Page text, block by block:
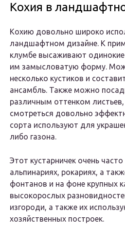
Кохия в
Кохию довольно широко
ландшафтном дизайне. К
клумбе высаживают
им замысловатую форму.
несколько кустиков и
ансамбль. Также можно
различным оттенком
смотреться довольно
сорта используют для
либо газона.
Этот кустарничек очень
альпинариях, рокариях, а
фонтанов и на фоне крупных
высокорослых
изгороди, а также их
хозяйственных построек.